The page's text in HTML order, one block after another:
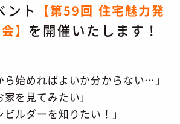
ント
【第59回 住宅魅力発
】 を開催いたします！
ら始めればよいか分からない…」
を見てみたい」
ビルダーを知りたい！」